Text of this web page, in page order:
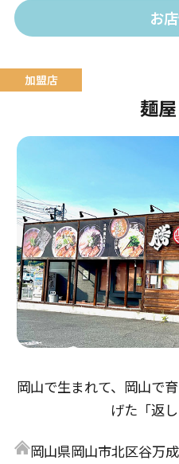
お
麺
岡山で生まれて、岡山で
げた「返
とアサリ・牡蠣
岡山県岡山市北区谷万